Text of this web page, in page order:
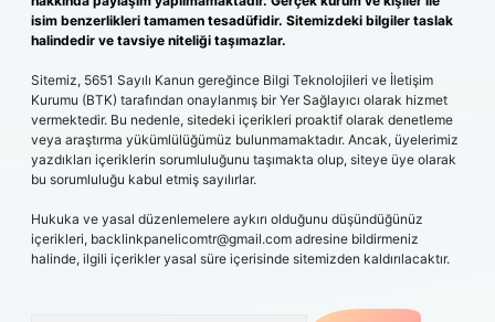
isim benzerlikleri tamamen tesadüfidir. Sitemizdeki bilgiler taslak
halindedir ve tavsiye niteliği taşımazlar.
Sitemiz, 5651 Sayılı Kanun gereğince Bilgi Teknolojileri ve İletişim
Kurumu (BTK) tarafından onaylanmış bir Yer Sağlayıcı olarak hizmet
vermektedir. Bu nedenle, sitedeki içerikleri proaktif olarak denetleme
veya araştırma yükümlülüğümüz bulunmamaktadır. Ancak, üyelerimiz
yazdıkları içeriklerin sorumluluğunu taşımakta olup, siteye üye olarak
bu sorumluluğu kabul etmiş sayılırlar.
Hukuka ve yasal düzenlemelere aykırı olduğunu düşündüğünüz
içerikleri, backlinkpanelicomtr@gmail.com adresine bildirmeniz
halinde, ilgili içerikler yasal süre içerisinde sitemizden kaldırılacaktır.